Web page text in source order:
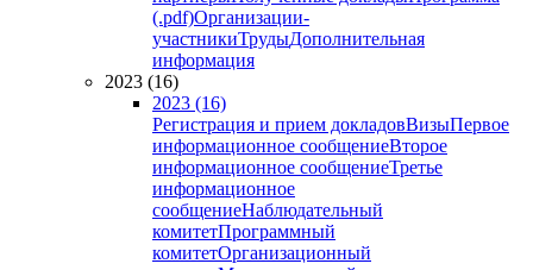
(.pdf)Организации-
участникиТрудыДополнительная
информация
2023 (16)
2023 (16)
Регистрация и прием докладовВизыПервое
информационное сообщениеВторое
информационное сообщениеТретье
информационное
сообщениеНаблюдательный
комитетПрограммный
комитетОрганизационный